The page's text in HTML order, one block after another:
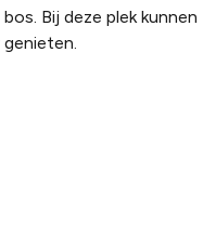
Bij deze plek kunnen